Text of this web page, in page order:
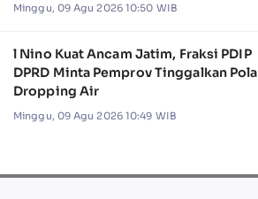
Minggu, 09 Agu 2026 10:50 WIB
l Nino Kuat Ancam Jatim, Fraksi PDIP
DPRD Minta Pemprov Tinggalkan Pola
Dropping Air
Minggu, 09 Agu 2026 10:49 WIB